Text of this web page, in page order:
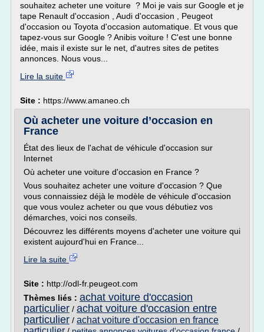
souhaitez acheter une voiture ? Moi je vais sur Google et je
tape Renault d'occasion , Audi d'occasion , Peugeot
d'occasion ou Toyota d'occasion automatique. Et vous que
tapez-vous sur Google ? Anibis voiture ! C'est une bonne
idée, mais il existe sur le net, d'autres sites de petites
annonces. Nous vous...
Lire la suite
Site : https://www.amaneo.ch
Où acheter une voiture d’occasion en
France
État des lieux de l'achat de véhicule d'occasion sur
Internet
Où acheter une voiture d'occasion en France ?
Vous souhaitez acheter une voiture d'occasion ? Que
vous connaissiez déjà le modèle de véhicule d'occasion
que vous voulez acheter ou que vous débutiez vos
démarches, voici nos conseils.
Découvrez les différents moyens d'acheter une voiture qui
existent aujourd'hui en France...
Lire la suite
Site : http://odl-fr.peugeot.com
Thèmes liés : achat voiture d'occasion
particulier / achat voiture d'occasion entre
particulier / achat voiture d'occasion en france